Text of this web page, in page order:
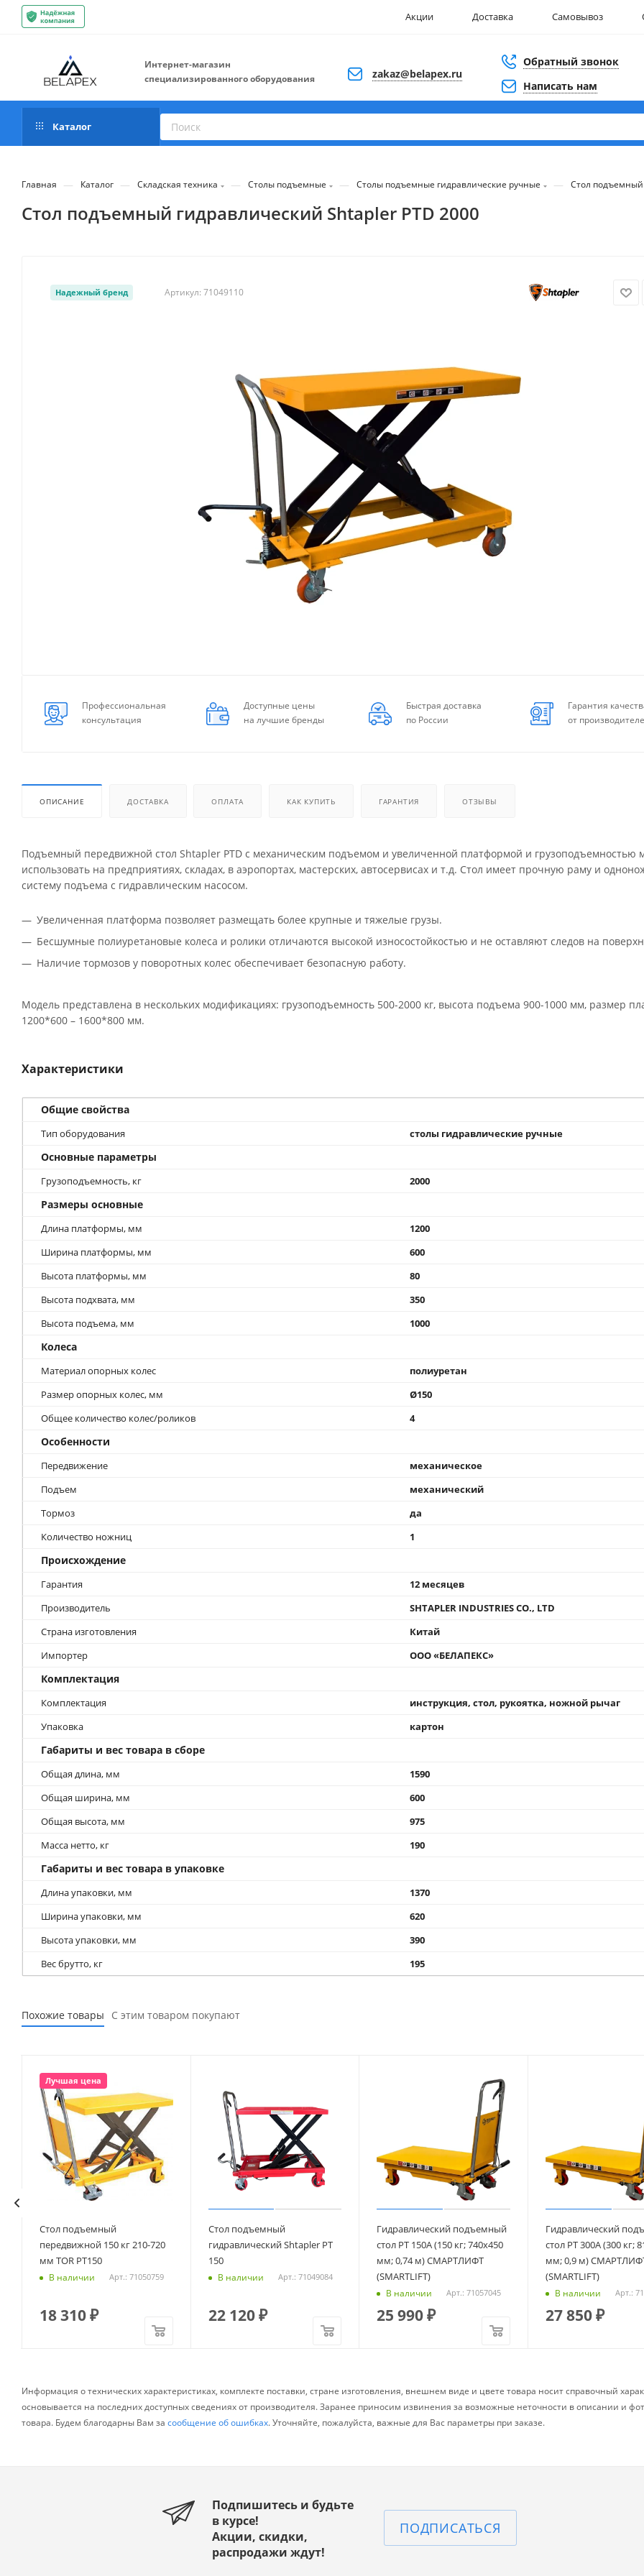
Акции Доставка Самовывоз
Интернет-магазин
специализированного оборудования
zakaz@belapex.ru
Обратный звонок
Написать нам
Каталог
Главная — Каталог — Складская техника — Столы подъемные — Столы подъемные гидравлические ручные — Стол подъемный
Стол подъемный гидравлический Shtapler PTD 2000
Надежный бренд Артикул: 71049110
Профессиональная
консультация
Доступные цены
на лучшие бренды
Быстрая доставка
по России
Гарантия
от
ОПИСАНИЕ ДОСТАВКА ОПЛАТА КАК КУПИТЬ ГАРАНТИЯ ОТЗЫВЫ
Подъемный передвижной стол Shtapler PTD с механическим подъемом и увеличенной платформой и грузоподъемностью
использовать на предприятиях, складах, в аэропортах, мастерских, автосервисах и т.д. Стол имеет прочную раму и
систему подъема с гидравлическим насосом.
Увеличенная платформа позволяет размещать более крупные и тяжелые грузы.
Бесшумные полиуретановые колеса и ролики отличаются высокой износостойкостью и не оставляют следов на
Наличие тормозов у поворотных колес обеспечивает безопасную работу.
Модель представлена в нескольких модификациях: грузоподъемность 500-2000 кг, высота подъема 900-1000 мм, размер
1200*600 – 1600*800 мм.
Характеристики
Общие свойства
Тип оборудования столы гидравлические ручные
Основные параметры
Грузоподъемность, кг 2000
Размеры основные
Длина платформы, мм
1200
Ширина платформы, мм
600
Высота платформы, мм
80
Высота подхвата, мм
350
Высота подъема, мм
1000
Колеса
Материал опорных колес
полиуретан
Размер опорных колес, мм
Ø150
Общее количество колес/роликов
4
Особенности
Передвижение
механическое
Подъем
механический
Тормоз
да
Количество ножниц
1
Происхождение
Гарантия
12 месяцев
Производитель
SHTAPLER INDUSTRIES CO., LTD
Страна изготовления
Китай
Импортер
ООО «БЕЛАПЕКС»
Комплектация
Комплектация
инструкция, стол, рукоятка, ножной рычаг
Упаковка
картон
Габариты и вес товара в сборе
Общая длина, мм
1590
Общая ширина, мм
600
Общая высота, мм
975
Масса нетто, кг
190
Габариты и вес товара в упаковке
Длина упаковки, мм
1370
Ширина упаковки, мм
620
Высота упаковки, мм
390
Вес брутто, кг
195
Похожие товары С этим товаром покупают
Лучшая цена
Стол подъемный
передвижной 150 кг 210-720
мм TOR PT150
В наличии Арт.: 71050759
18 310₽
Стол подъемный
гидравлический Shtapler PT
150
В наличии Арт.: 71049084
22 120₽
Гидравлический подъемный
стол PT 150A (150 кг; 740x450
мм; 0,74 м) СМАРТЛИФТ
(SMARTLIFT)
В наличии Арт.: 71057045
25 990₽
Гидравлический
стол PT 300A (300 кг;
мм; 0,9 м)
(SMARTLIFT)
В наличии Арт.:
27 850₽
Информация о технических характеристиках, комплекте поставки, стране изготовления, внешнем виде и цвете товара носит справочный
основывается на последних доступных сведениях от производителя. Заранее приносим извинения за возможные неточности в описании и
товара. Будем благодарны Вам за сообщение об ошибках. Уточняйте, пожалуйста, важные для Вас параметры при заказе.
Подпишитесь и будьте
в курсе!
Акции, скидки,
распродажи ждут!
ПОДПИСАТЬСЯ